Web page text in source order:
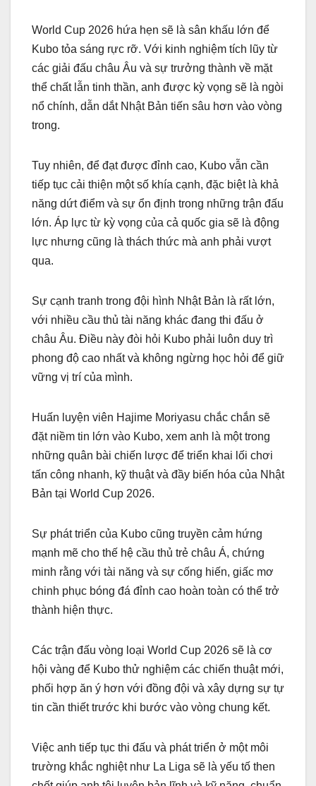
World Cup 2026 hứa hẹn sẽ là sân khấu lớn để
Kubo tỏa sáng rực rỡ. Với kinh nghiệm tích lũy từ
các giải đấu châu Âu và sự trưởng thành về mặt
thể chất lẫn tinh thần, anh được kỳ vọng sẽ là ngòi
nổ chính, dẫn dắt Nhật Bản tiến sâu hơn vào vòng
trong.
Tuy nhiên, để đạt được đỉnh cao, Kubo vẫn cần
tiếp tục cải thiện một số khía cạnh, đặc biệt là khả
năng dứt điểm và sự ổn định trong những trận đấu
lớn. Áp lực từ kỳ vọng của cả quốc gia sẽ là động
lực nhưng cũng là thách thức mà anh phải vượt
qua.
Sự cạnh tranh trong đội hình Nhật Bản là rất lớn,
với nhiều cầu thủ tài năng khác đang thi đấu ở
châu Âu. Điều này đòi hỏi Kubo phải luôn duy trì
phong độ cao nhất và không ngừng học hỏi để giữ
vững vị trí của mình.
Huấn luyện viên Hajime Moriyasu chắc chắn sẽ
đặt niềm tin lớn vào Kubo, xem anh là một trong
những quân bài chiến lược để triển khai lối chơi
tấn công nhanh, kỹ thuật và đầy biến hóa của Nhật
Bản tại World Cup 2026.
Sự phát triển của Kubo cũng truyền cảm hứng
mạnh mẽ cho thế hệ cầu thủ trẻ châu Á, chứng
minh rằng với tài năng và sự cống hiến, giấc mơ
chinh phục bóng đá đỉnh cao hoàn toàn có thể trở
thành hiện thực.
Các trận đấu vòng loại World Cup 2026 sẽ là cơ
hội vàng để Kubo thử nghiệm các chiến thuật mới,
phối hợp ăn ý hơn với đồng đội và xây dựng sự tự
tin cần thiết trước khi bước vào vòng chung kết.
Việc anh tiếp tục thi đấu và phát triển ở một môi
trường khắc nghiệt như La Liga sẽ là yếu tố then